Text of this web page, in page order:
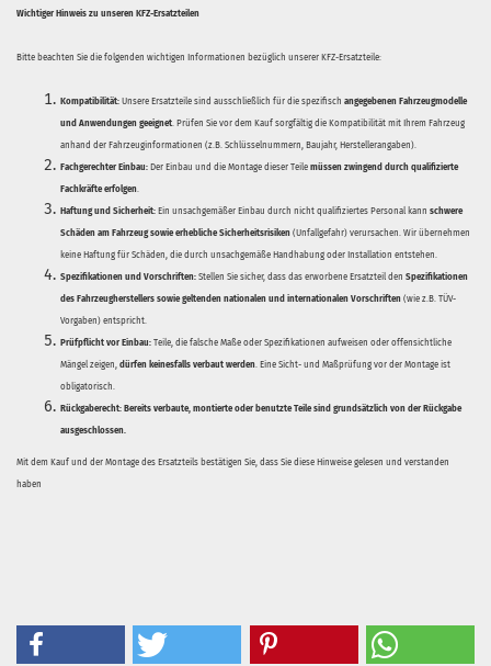
Wichtiger Hinweis zu unseren KFZ-Ersatzteilen
Bitte beachten Sie die folgenden wichtigen Informationen bezüglich unserer KFZ-Ersatzteile:
Kompatibilität: Unsere Ersatzteile sind ausschließlich für die spezifisch angegebenen Fahrzeugmodelle
und Anwendungen geeignet. Prüfen Sie vor dem Kauf sorgfältig die Kompatibilität mit Ihrem Fahrzeug
anhand der Fahrzeuginformationen (z.B. Schlüsselnummern, Baujahr, Herstellerangaben).
Fachgerechter Einbau: Der Einbau und die Montage dieser Teile müssen zwingend durch qualifizierte
Fachkräfte erfolgen.
Haftung und Sicherheit: Ein unsachgemäßer Einbau durch nicht qualifiziertes Personal kann schwere
Schäden am Fahrzeug sowie erhebliche Sicherheitsrisiken (Unfallgefahr) verursachen. Wir übernehmen
keine Haftung für Schäden, die durch unsachgemäße Handhabung oder Installation entstehen.
Spezifikationen und Vorschriften: Stellen Sie sicher, dass das erworbene Ersatzteil den Spezifikationen
des Fahrzeugherstellers sowie geltenden nationalen und internationalen Vorschriften (wie z.B. TÜV-
Vorgaben) entspricht.
Prüfpflicht vor Einbau: Teile, die falsche Maße oder Spezifikationen aufweisen oder offensichtliche
Mängel zeigen, dürfen keinesfalls verbaut werden. Eine Sicht- und Maßprüfung vor der Montage ist
obligatorisch.
Rückgaberecht: Bereits verbaute, montierte oder benutzte Teile sind grundsätzlich von der Rückgabe
ausgeschlossen.
Mit dem Kauf und der Montage des Ersatzteils bestätigen Sie, dass Sie diese Hinweise gelesen und verstanden
haben